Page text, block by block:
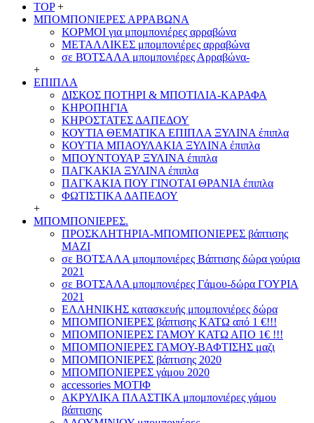
TOP +
ΜΠΟΜΠΟΝΙΕΡΕΣ ΑΡΡΑΒΩΝΑ
ΚΟΡΜΟΙ για μπομπονιέρες αρραβώνα
ΜΕΤΑΛΛΙΚΕΣ μπομπονιέρες αρραβώνα
σε ΒΌΤΣΑΛΑ μπομπονιέρες Αρραβώνα-
+
ΕΠΙΠΛΑ
ΔΙΣΚΟΣ ΠΟΤΗΡΙ & ΜΠΟΤΙΛΙΑ-ΚΑΡΑΦΑ
ΚΗΡΟΠΗΓΙΑ
ΚΗΡΟΣΤΑΤΕΣ ΔΑΠΕΔΟΥ
ΚΟΥΤΙΑ ΘΕΜΑΤΙΚΑ ΕΠΙΠΛΑ ΞΥΛΙΝΑ έπιπλα
ΚΟΥΤΙΑ ΜΠΑΟΥΛΑΚΙΑ ΞΥΛΙΝΑ έπιπλα
ΜΠΟΥΝΤΟΥΑΡ ΞΥΛΙΝΑ έπιπλα
ΠΑΓΚΑΚΙΑ ΞΥΛΙΝΑ έπιπλα
ΠΑΓΚΑΚΙΑ ΠΟΥ ΓΙΝΟΤΑΙ ΘΡΑΝΙΑ έπιπλα
ΦΩΤΙΣΤΙΚΑ ΔΑΠΕΔΟΥ
+
ΜΠΟΜΠΟΝΙΕΡΕΣ.
ΠΡΟΣΚΛΗΤΗΡΙΑ-ΜΠΟΜΠΟΝΙΕΡΕΣ βάπτισης
ΜΑΖΙ
σε ΒΟΤΣΑΛΑ μπομπονιέρες Βάπτισης δώρα γούρια
2021
σε ΒΟΤΣΑΛΑ μπομπονιέρες Γάμου-δώρα ΓΟΥΡΙΑ
2021
ΕΛΛΗΝΙΚΗΣ κατασκευής μπομπονιέρες δώρα
ΜΠΟΜΠΟΝΙΕΡΕΣ βάπτισης ΚΑΤΩ από 1 €!!!
ΜΠΟΜΠΟΝΙΕΡΕΣ ΓΑΜΟΥ ΚΑΤΩ ΑΠΟ 1€ !!!
ΜΠΟΜΠΟΝΙΕΡΕΣ ΓΑΜΟΥ-ΒΑΦΤΙΣΗΣ μαζι
ΜΠΟΜΠΟΝΙΕΡΕΣ βάπτισης 2020
ΜΠΟΜΠΟΝΙΕΡΕΣ γάμου 2020
accessories ΜΟΤΙΦ
ΑΚΡΥΛΙΚΑ ΠΛΑΣΤΙΚΑ μπομπονιέρες γάμου
βάπτισης